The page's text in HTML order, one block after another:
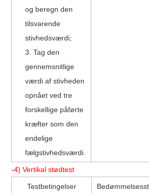
og beregn den
tilsvarende
stivhedsværdi;
3. Tag den
gennemsnitlige
værdi af stivheden
opnået ved tre
forskellige påførte
kræfter som den
endelige
fælgstivhedsværdi.
-4) Vertikal stødtest
Testbetingelser